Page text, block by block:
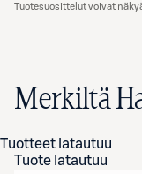
Tuotesuosittelut voivat
Merkiltä
Tuotteet latautuu
Tuote latautuu